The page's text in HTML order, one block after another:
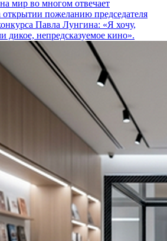
мир во многом отвечает
пожеланию председателя
Павла Лунгина: «Я хочу,
дикое, непредсказуемое кино».